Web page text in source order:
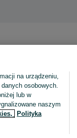
na urządzeniu,
osobowych.
lub w
naszym
Polityka